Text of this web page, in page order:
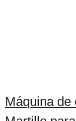
Máquina